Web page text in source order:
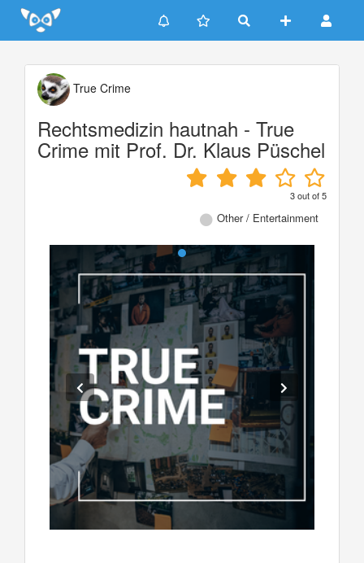
Update cookies preferences
True Crime
Rechtsmedizin hautnah - True
Crime mit Prof. Dr. Klaus Püschel
3out of5
Other / Entertainment